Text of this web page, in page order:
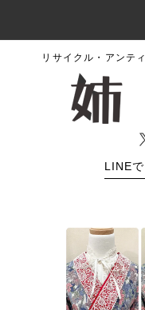
リサイクル・アンテ
LINE